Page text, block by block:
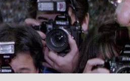
最悪の空気のまま解散」WBC日本代表